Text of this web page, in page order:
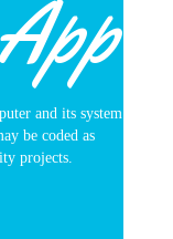
and its system
be coded as
projects.